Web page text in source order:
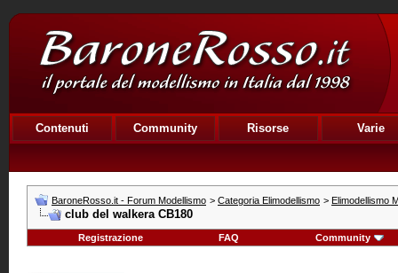
Contenuti Community Risorse Varie
BaroneRosso.it - Forum Modellismo > Categoria Elimodellismo > Elimodellismo
club del walkera CB180
Registrazione FAQ Community